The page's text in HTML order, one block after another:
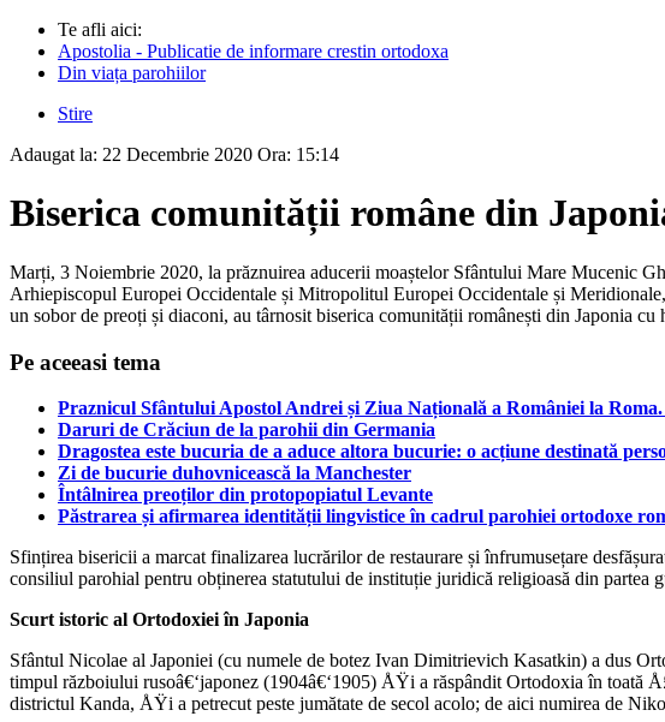
Te afli aici:
Apostolia - Publicatie de informare crestin ortodoxa
Din viața parohiilor
Stire
Adaugat la: 22 Decembrie 2020 Ora: 15:14
Biserica comunității române din
Marți, 3 Noiembrie 2020, la prăznuirea aducerii moaștelor Sfântului Mare Mucenic
Arhiepiscopul Europei Occidentale și Mitropolitul Europei Occidentale și
un sobor de preoți și diaconi, au târnosit biserica comunității românești din Japonia
Pe aceeasi tema
Praznicul Sfântului Apostol Andrei și Ziua Națională a României la
Daruri de Crăciun de la parohii din Germania
Dragostea este bucuria de a aduce altora bucurie: o acțiune destinată
Zi de bucurie duhovnicească la Manchester
Întâlnirea preoților din protopopiatul Levante
Păstrarea și afirmarea identității lingvistice în cadrul parohiei ortodoxe
Sfințirea bisericii a marcat finalizarea lucrărilor de restaurare și înfrumusețare
consiliul parohial pentru obținerea statutului de instituție juridică religioasă din partea
Scurt istoric al Ortodoxiei în Japonia
Sfântul Nicolae al Japoniei (cu numele de botez Ivan Dimitrievich Kasatkin) a dus
timpul războiului rusoâ€‘japonez (1904â€‘1905) ÅŸi a răspândit Ortodoxia în
districtul Kanda, ÅŸi a petrecut peste jumătate de secol acolo; de aici numirea de